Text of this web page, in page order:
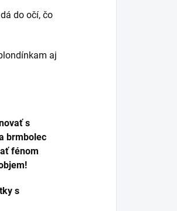
do očí, čo
aj
s
brmbolec
fénom
s